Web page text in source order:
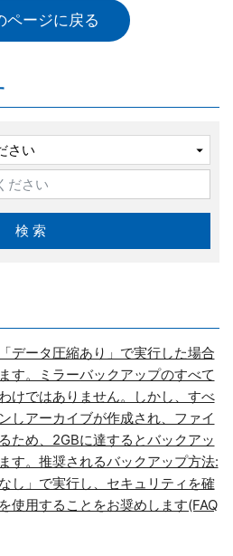
ージに戻る
データ圧縮あり」で実行した場合
す。ミラーバックアップのすべて
けではありません。しかし、すべ
しアーカイブが作成され、ファイ
ため、2GBに達するとバックアッ
す。推奨されるバックアップ方法:
し」で実行し、セキュリティを確
使用することをお奨めします(FAQ